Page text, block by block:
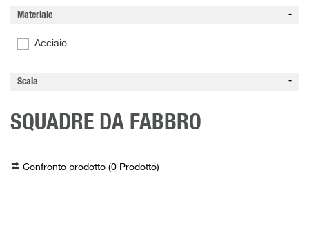
Materiale
Acciaio
Scala
SQUADRE DA FABBRO
Confronto prodotto (0 Prodotto)